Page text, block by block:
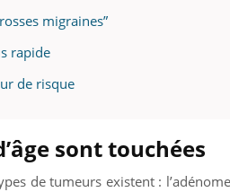
migraines”
rapide
de risque
sont touchées
de tumeurs existent : l’adénome